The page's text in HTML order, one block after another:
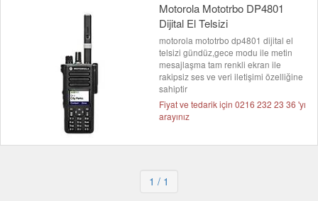
Motorola Mototrbo DP4801
Dijital El Telsizi
motorola mototrbo dp4801 dijital el
telsizi gündüz,gece modu ile metin
mesajlaşma tam renkli ekran ile
rakipsiz ses ve veri iletişimi özelliğine
sahiptir
Fiyat ve tedarik için 0216 232 23 36 'yı
arayınız
1 / 1